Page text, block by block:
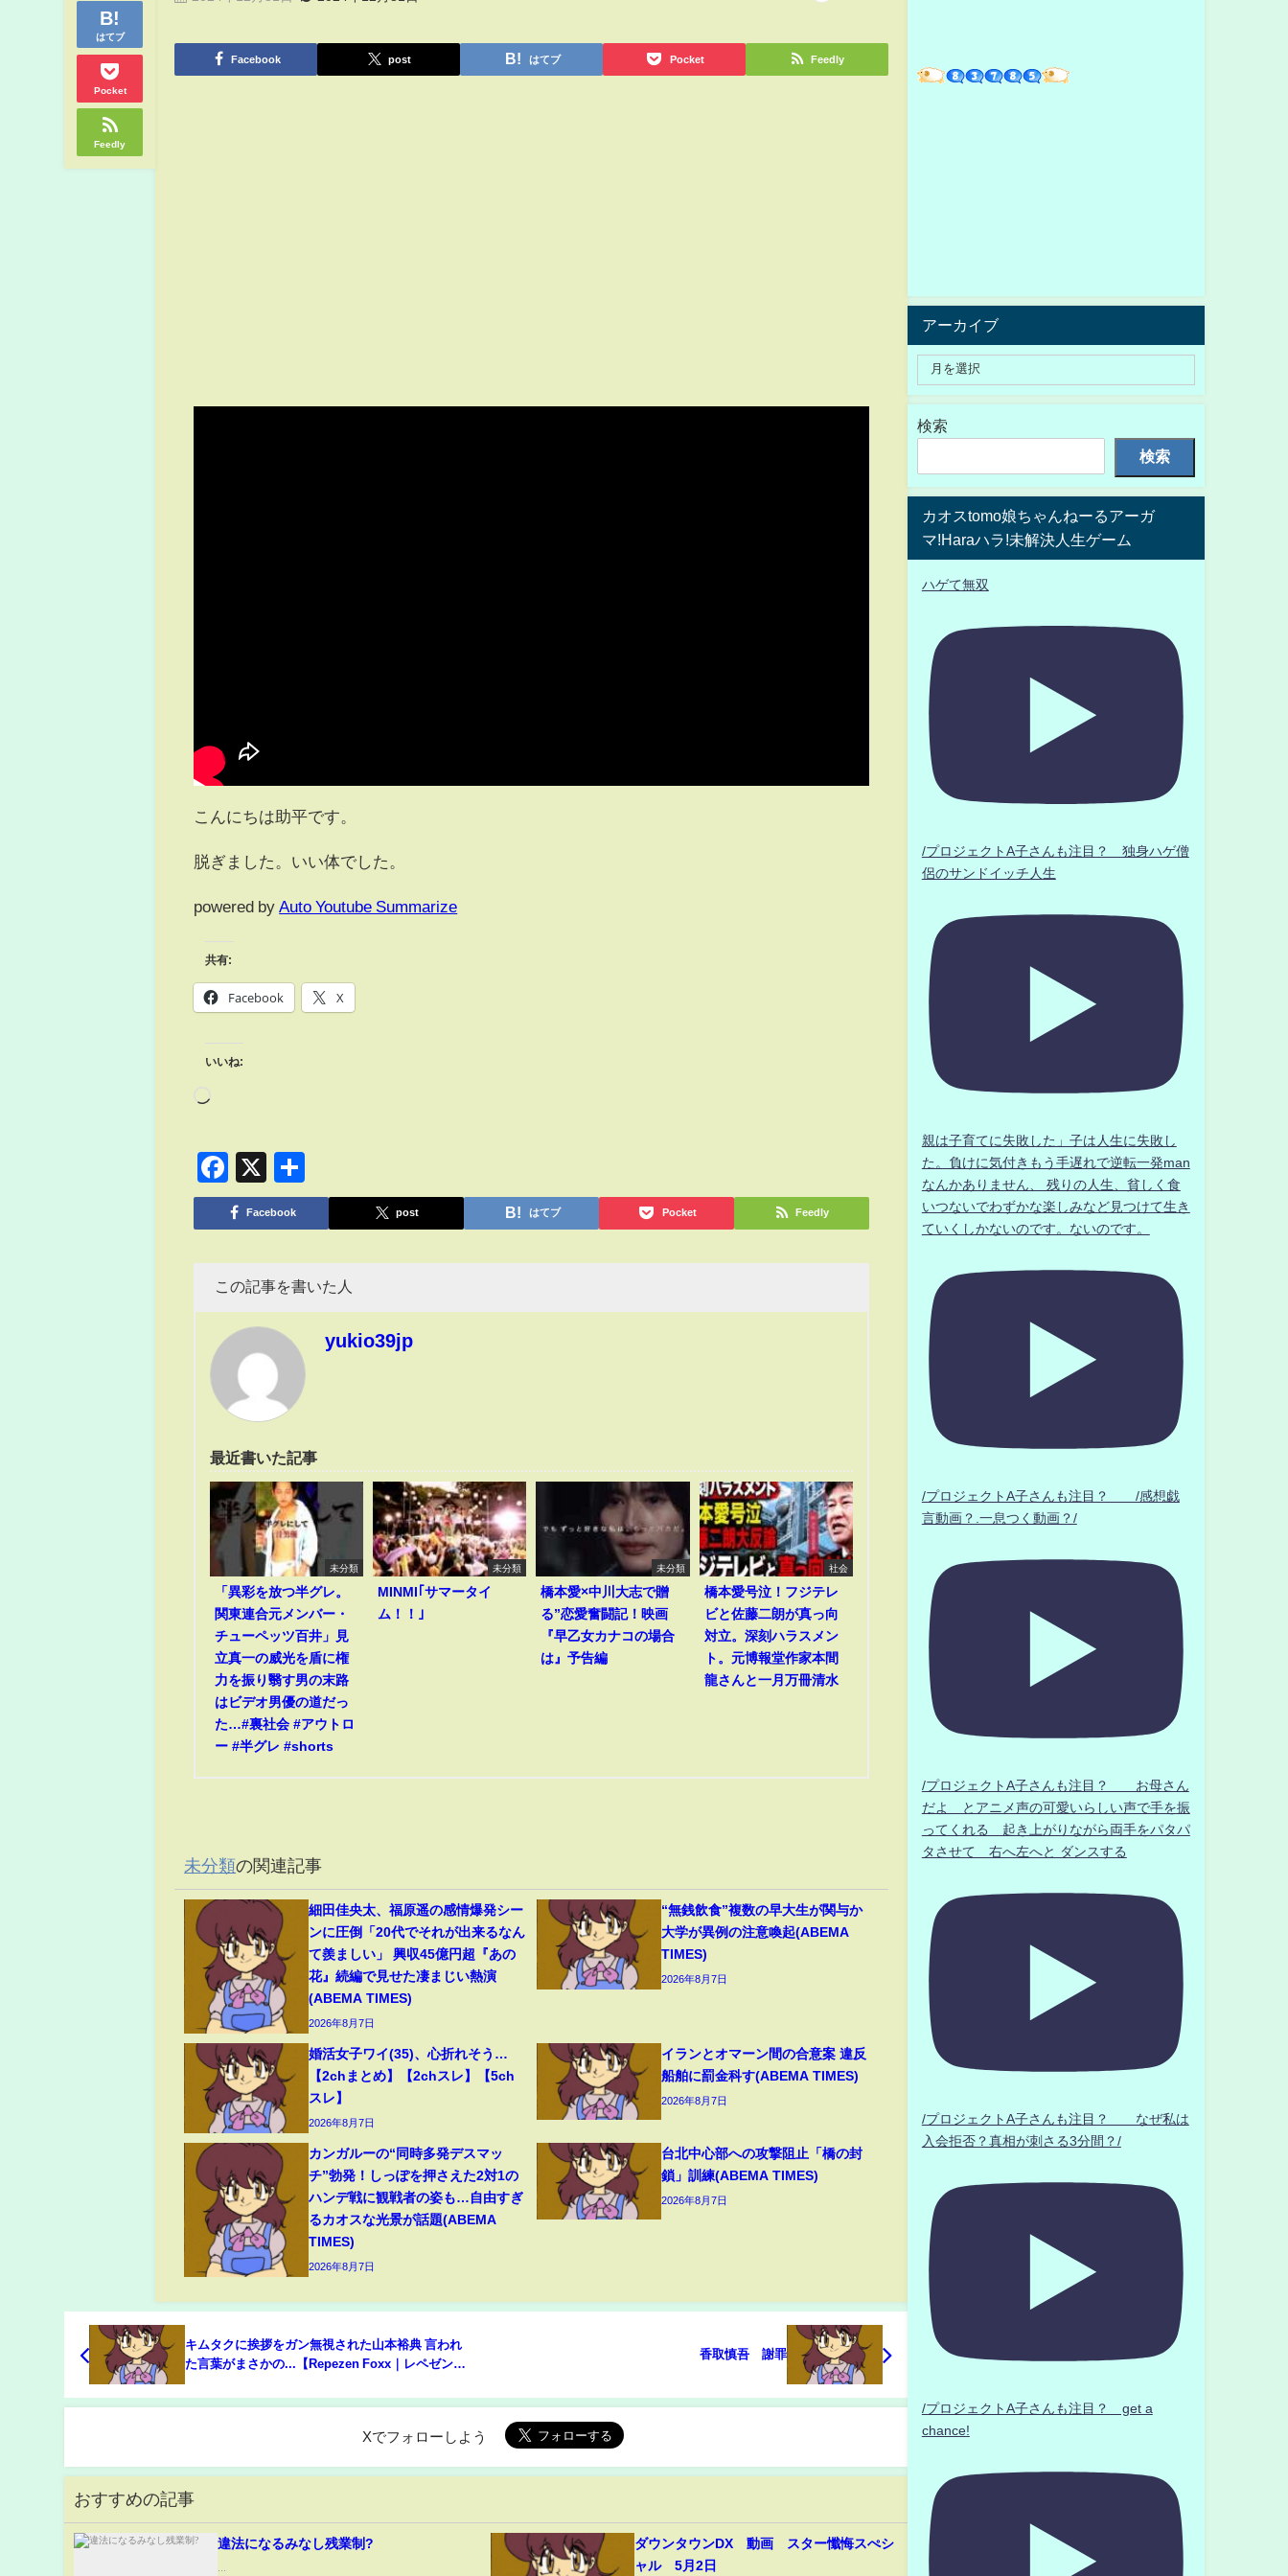
はてブ
Pocket
Feedly
Facebook post はてブ Pocket Feedly
こんにちは助平です。
脱ぎました。いい体でした。
powered by Auto Youtube Summarize
共有:
Facebook X
いいね:
Facebook
X
有
Facebook post はてブ Pocket Feedly
この記事を書いた人
yukio39jp
最近書いた記事
未分類
「異彩を放つ半グレ。
関東連合元メンバー・
チューペッツ百井」見
立真一の威光を盾に権
力を振り翳す男の末路
はビデオ男優の道だっ
た…#裏社会 #アウトロ
ー #半グレ #shorts
未分類
MINMI｢サマータイ
ム！！｣
未分類
橋本愛×中川大志で贈
る”恋愛奮闘記！映画
『早乙女カナコの場合
は』予告編
社会
橋本愛号泣！フジテレ
ビと佐藤二朗が真っ向
対立。深刻ハラスメン
ト。元博報堂作家本間
龍さんと一月万冊清水
未分類の関連記事
細田佳央太、福原遥の感情爆発シー
ンに圧倒「20代でそれが出来るなん
て羨ましい」 興収45億円超『あの
花』続編で見せた凄まじい熱演
(ABEMA TIMES)
2026年8月7日
“無銭飲食”複数の早大生が関与か
大学が異例の注意喚起(ABEMA
TIMES)
2026年8月7日
婚活女子ワイ(35)、心折れそう…
【2chまとめ】【2chスレ】【5ch
スレ】
2026年8月7日
イランとオマーン間の合意案 違反
船舶に罰金科す(ABEMA TIMES)
2026年8月7日
カンガルーの“同時多発デスマッ
チ”勃発！しっぽを押さえた2対1の
ハンデ戦に観戦者の姿も…自由すぎ
るカオスな光景が話題(ABEMA
TIMES)
2026年8月7日
台北中心部への攻撃阻止「橋の封
鎖」訓練(ABEMA TIMES)
2026年8月7日
キムタクに挨拶をガン無視された山本裕典 言われ
た言葉がまさかの...【Repezen Foxx｜レペゼンフ
香取慎吾 謝罪
Xでフォローしよう
おすすめの記事
違法になるみなし残業制?
ダウンタウンDX 動画 スター懺悔スぺシ
ャル 5月2日
アーカイブ
検索
検索
カオスtomo娘ちゃんねーるアーガ
マ!Haraハラ!未解決人生ゲーム
ハゲて無双
/プロジェクトA子さんも注目？ 独身ハゲ僧
侶のサンドイッチ人生
親は子育てに失敗した」子は人生に失敗し
た。負けに気付きもう手遅れで逆転一発man
なんかありません、 残りの人生、貧しく食
いつないでわずかな楽しみなど見つけて生き
ていくしかないのです。ないのです。
/プロジェクトA子さんも注目？ /感想戯
言動画？.一息つく動画？/
/プロジェクトA子さんも注目？ お母さん
だよ とアニメ声の可愛いらしい声で手を振
ってくれる 起き上がりながら両手をパタパ
タさせて 右へ左へと ダンスする
/プロジェクトA子さんも注目？ なぜ私は
入会拒否？真相が刺さる3分間？/
/プロジェクトA子さんも注目？ get a
chance!